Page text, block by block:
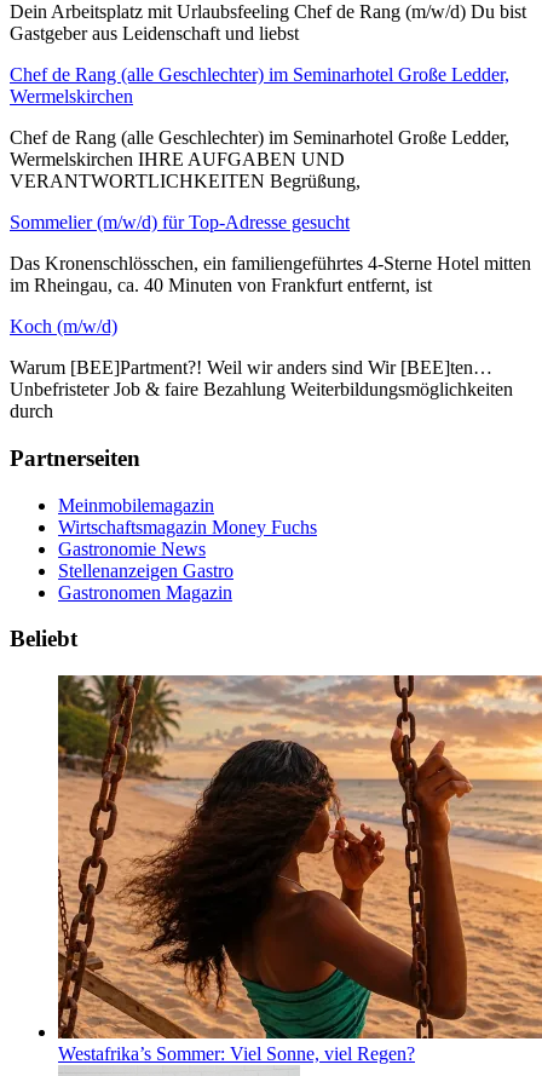
Dein Arbeitsplatz mit Urlaubsfeeling Chef de Rang (m/w/d) Du bist
Gastgeber aus Leidenschaft und liebst
Chef de Rang (alle Geschlechter) im Seminarhotel Große Ledder,
Wermelskirchen
Chef de Rang (alle Geschlechter) im Seminarhotel Große Ledder,
Wermelskirchen IHRE AUFGABEN UND
VERANTWORTLICHKEITEN Begrüßung,
Sommelier (m/w/d) für Top-Adresse gesucht
Das Kronenschlösschen, ein familiengeführtes 4-Sterne Hotel mitten
im Rheingau, ca. 40 Minuten von Frankfurt entfernt, ist
Koch (m/w/d)
Warum [BEE]Partment?! Weil wir anders sind Wir [BEE]ten…
Unbefristeter Job & faire Bezahlung Weiterbildungsmöglichkeiten
durch
Partnerseiten
Meinmobilemagazin
Wirtschaftsmagazin Money Fuchs
Gastronomie News
Stellenanzeigen Gastro
Gastronomen Magazin
Beliebt
Westafrika’s Sommer: Viel Sonne, viel Regen?